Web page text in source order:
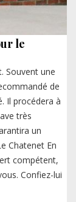
le
Souvent une
de
Il procédera à
très
un
Chatenet En
compétent,
Confiez-lui